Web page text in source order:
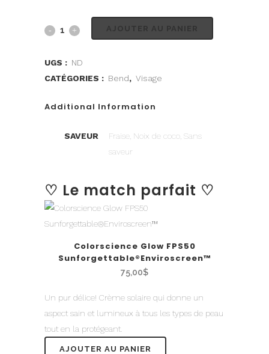
AJOUTER AU PANIER
UGS : ND
CATÉGORIES : Bend, Visage
Additional Information
SAVEUR
Fraise, Noix de coco, Sans
saveur
♡ Le match parfait ♡
Colorscience Glow FPS50
Sunforgettable®Enviroscreen™
75,00$
Un pur délice! Crème solaire qui donne un
aspect sain et lumineux à tous les types de peau
tout en la protégeant.
AJOUTER AU PANIER